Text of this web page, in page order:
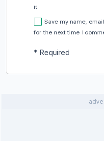
it.
Save my name,
for the next time I
* Required